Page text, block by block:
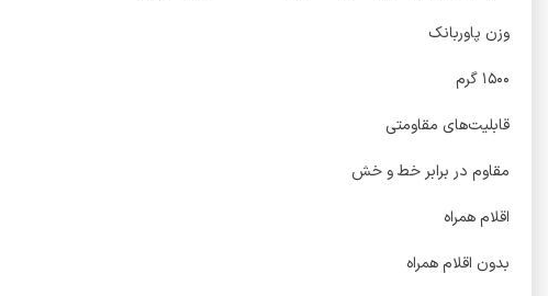
وزن پاوربانک
۱۵۰۰ گرم
قابلیت‌های مقاومتی
مقاوم در برابر خط و خش
اقلام همراه
بدون اقلام همراه